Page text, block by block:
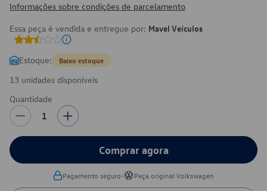
Informações sobre condições de parcelamento
Essa peça é vendida e entregue por: Mavel Veículos
Estoque: Baixo estoque
13 unidades disponíveis
Quantidade
1
Comprar agora
Pagamento seguro• Peça original Volkswagen